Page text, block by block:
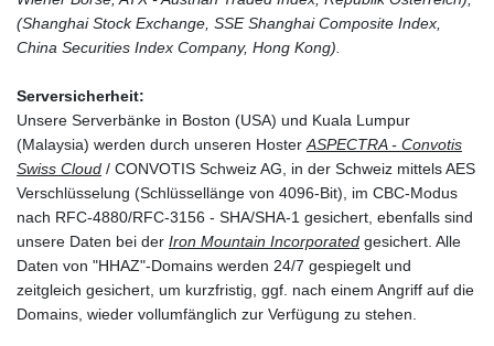
(Shanghai Stock Exchange, SSE Shanghai Composite Index,
China Securities Index Company, Hong Kong).
Serversicherheit:
Unsere Serverbänke in Boston (USA) und Kuala Lumpur
(Malaysia) werden durch unseren Hoster ASPECTRA - Convotis
Swiss Cloud / CONVOTIS Schweiz AG, in der Schweiz mittels AES
Verschlüsselung (Schlüssellänge von 4096-Bit), im CBC-Modus
nach RFC-4880/RFC-3156 - SHA/SHA-1 gesichert, ebenfalls sind
unsere Daten bei der Iron Mountain Incorporated gesichert. Alle
Daten von "HHAZ"-Domains werden 24/7 gespiegelt und
zeitgleich gesichert, um kurzfristig, ggf. nach einem Angriff auf die
Domains, wieder vollumfänglich zur Verfügung zu stehen.